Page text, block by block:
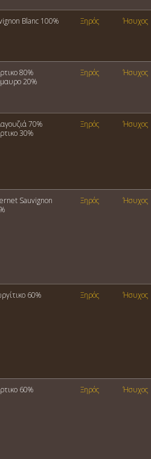
Blanc 100% Ξηρός Ήσυχος
80%
20%
Ξηρός Ήσυχος
70%
30%
Ξηρός Ήσυχος
Sauvignon
Ξηρός Ήσυχος
60% Ξηρός Ήσυχος
60% Ξηρός Ήσυχος